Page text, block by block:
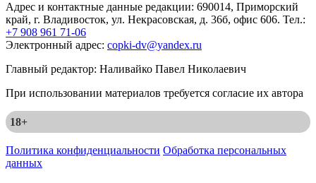
Адрес и контактные данные редакции: 690014, Приморский
край, г. Владивосток, ул. Некрасовская, д. 36б, офис 606. Тел.:
+7 908 961 71-06
Электронный адрес: copki-dv@yandex.ru
Главный редактор: Наливайко Павел Николаевич
При использовании материалов требуется согласие их автора
18+
Политика конфиденциальности Обработка персональных
данных